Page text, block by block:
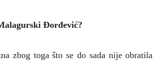
Đorđević?
zbog toga što se do sada nije